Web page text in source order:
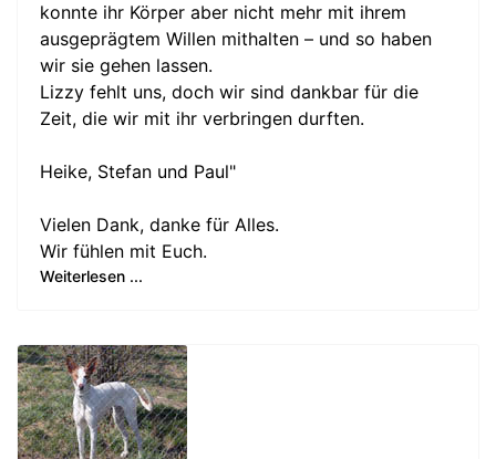
konnte ihr Körper aber nicht mehr mit ihrem
ausgeprägtem Willen mithalten – und so haben
wir sie gehen lassen.
Lizzy fehlt uns, doch wir sind dankbar für die
Zeit, die wir mit ihr verbringen durften.
Heike, Stefan und Paul"
Vielen Dank, danke für Alles.
Wir fühlen mit Euch.
Weiterlesen ...